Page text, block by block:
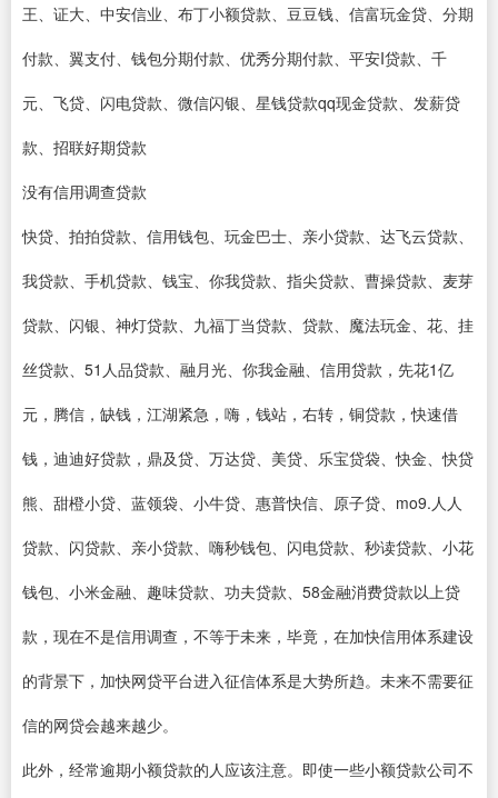
王、证大、中安信业、布丁小额贷款、豆豆钱、信富玩金贷、分期
付款、翼支付、钱包分期付款、优秀分期付款、平安I贷款、千
元、飞贷、闪电贷款、微信闪银、星钱贷款qq现金贷款、发薪贷
款、招联好期贷款
没有信用调查贷款
快贷、拍拍贷款、信用钱包、玩金巴士、亲小贷款、达飞云贷款、
我贷款、手机贷款、钱宝、你我贷款、指尖贷款、曹操贷款、麦芽
贷款、闪银、神灯贷款、九福丁当贷款、贷款、魔法玩金、花、挂
丝贷款、51人品贷款、融月光、你我金融、信用贷款，先花1亿
元，腾信，缺钱，江湖紧急，嗨，钱站，右转，铜贷款，快速借
钱，迪迪好贷款，鼎及贷、万达贷、美贷、乐宝贷袋、快金、快贷
熊、甜橙小贷、蓝领袋、小牛贷、惠普快信、原子贷、mo9.人人
贷款、闪贷款、亲小贷款、嗨秒钱包、闪电贷款、秒读贷款、小花
钱包、小米金融、趣味贷款、功夫贷款、58金融消费贷款以上贷
款，现在不是信用调查，不等于未来，毕竟，在加快信用体系建设
的背景下，加快网贷平台进入征信体系是大势所趋。未来不需要征
信的网贷会越来越少。
此外，经常逾期小额贷款的人应该注意。即使一些小额贷款公司不